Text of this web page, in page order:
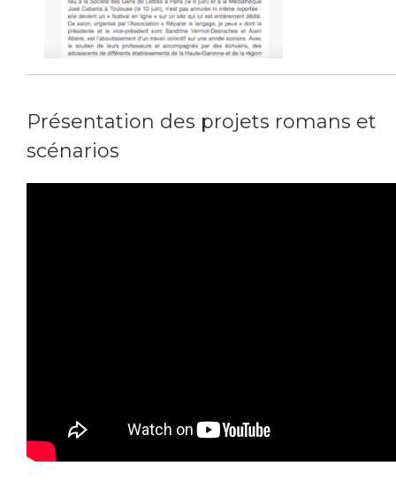
Présentation des projets romans et
scénarios